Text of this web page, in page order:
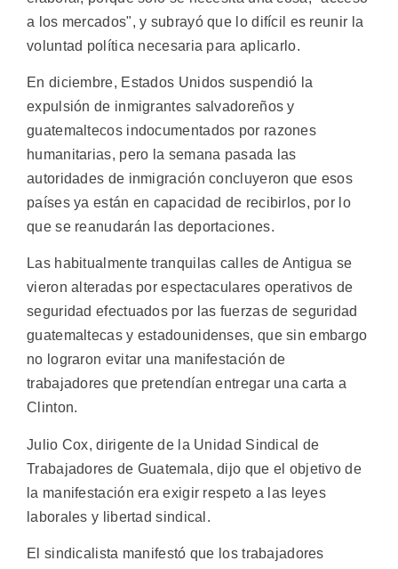
a los mercados", y subrayó que lo difícil es reunir la
voluntad política necesaria para aplicarlo.
En diciembre, Estados Unidos suspendió la
expulsión de inmigrantes salvadoreños y
guatemaltecos indocumentados por razones
humanitarias, pero la semana pasada las
autoridades de inmigración concluyeron que esos
países ya están en capacidad de recibirlos, por lo
que se reanudarán las deportaciones.
Las habitualmente tranquilas calles de Antigua se
vieron alteradas por espectaculares operativos de
seguridad efectuados por las fuerzas de seguridad
guatemaltecas y estadounidenses, que sin embargo
no lograron evitar una manifestación de
trabajadores que pretendían entregar una carta a
Clinton.
Julio Cox, dirigente de la Unidad Sindical de
Trabajadores de Guatemala, dijo que el objetivo de
la manifestación era exigir respeto a las leyes
laborales y libertad sindical.
El sindicalista manifestó que los trabajadores